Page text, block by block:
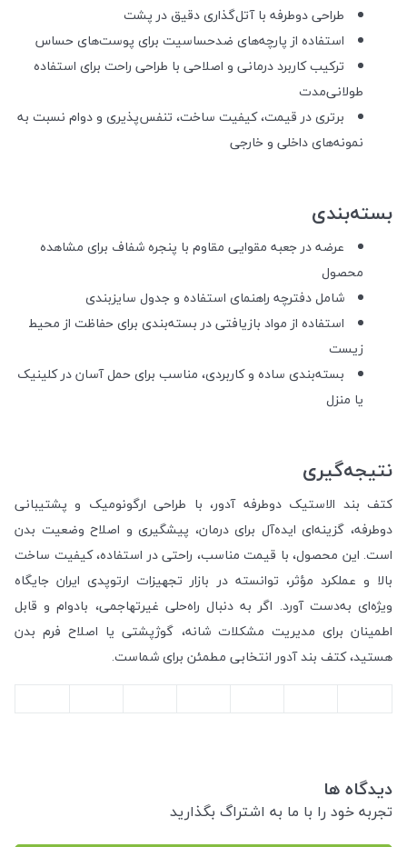
طراحی دوطرفه با آتل‌گذاری دقیق در پشت
استفاده از پارچه‌های ضدحساسیت برای پوست‌های حساس
ترکیب کاربرد درمانی و اصلاحی با طراحی راحت برای استفاده
طولانی‌مدت
برتری در قیمت، کیفیت ساخت، تنفس‌پذیری و دوام نسبت به
نمونه‌های داخلی و خارجی
بسته‌بندی
عرضه در جعبه‌ مقوایی مقاوم با پنجره شفاف برای مشاهده
محصول
شامل دفترچه راهنمای استفاده و جدول سایزبندی
استفاده از مواد بازیافتی در بسته‌بندی برای حفاظت از محیط
زیست
بسته‌بندی ساده و کاربردی، مناسب برای حمل آسان در کلینیک
یا منزل
نتیجه‌گیری
کتف بند الاستیک دوطرفه آدور، با طراحی ارگونومیک و پشتیبانی
دوطرفه، گزینه‌ای ایده‌آل برای درمان، پیشگیری و اصلاح وضعیت بدن
است. این محصول، با قیمت مناسب، راحتی در استفاده، کیفیت ساخت
بالا و عملکرد مؤثر، توانسته در بازار تجهیزات ارتوپدی ایران جایگاه
ویژه‌ای به‌دست آورد. اگر به دنبال راه‌حلی غیرتهاجمی، بادوام و قابل
اطمینان برای مدیریت مشکلات شانه، گوژپشتی یا اصلاح فرم بدن
هستید، کتف بند آدور انتخابی مطمئن برای شماست.
دیدگاه ها
تجربه خود را با ما به اشتراگ بگذارید